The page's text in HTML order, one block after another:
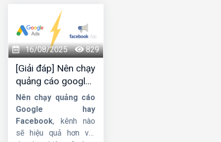
thoại chứ không cần
truy cập Website. Vậy
làm thế nào để tạo
chiến dịch cuộc gọi
như này ? Bài viết dưới
đây củaCông ty HIG
sẽ giúp bạn tạo chiến
dịch quảng cáo cuộc
gọi Google Ads
từ A-
Z.
16/08/2025 829
[Giải đáp] Nên chạy
quảng cáo google
hay facebook ?
Nên chạy quảng cáo
Google hay
Facebook, kênh nào
sẽ hiệu quả hơn với